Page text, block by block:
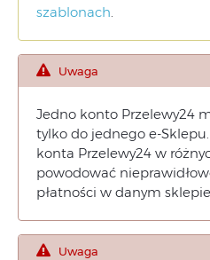
szablonach.
Uwaga
Jedno konto Przelewy24
tylko do jednego e-
konta Przelewy24 w
powodować
płatności w danym
Uwaga